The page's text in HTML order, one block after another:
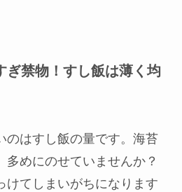
ぎ禁物！すし飯は薄く均
のはすし飯の量です。海苔
多めにのせていませんか？
けてしまいがちになります